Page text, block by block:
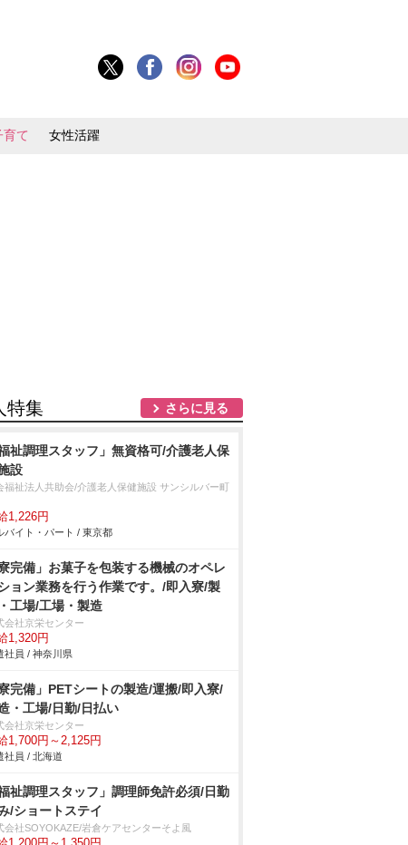
育て 女性活躍
特集 さらに見る
福祉調理スタッフ」無資格可/介護老人保
設
福祉法人共助会/介護老人保健施設 サンシルバー町
1,226円
バイト・パート / 東京都
寮完備」お菓子を包装する機械のオペレ
ョン業務を行う作業です。/即入寮/製
工場/工場・製造
会社京栄センター
1,320円
社員 / 神奈川県
寮完備」PETシートの製造/運搬/即入寮/
・工場/日勤/日払い
会社京栄センター
1,700円～2,125円
社員 / 北海道
福祉調理スタッフ」調理師免許必須/日勤
/ショートステイ
会社SOYOKAZE/岩倉ケアセンターそよ風